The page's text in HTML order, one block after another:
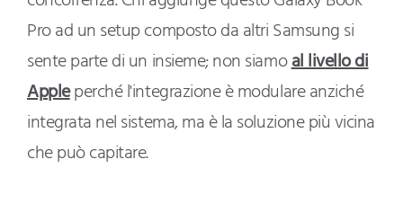
Pro ad un setup composto da altri Samsung si
sente parte di un insieme; non siamoal livello di
Appleperché l'integrazione è modulare anziché
integrata nel sistema, ma è la soluzione più vicina
che può capitare.